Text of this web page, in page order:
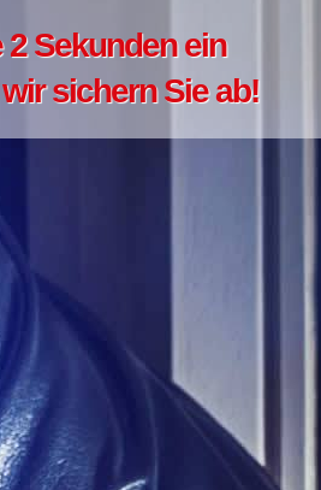
2 Sekunden ein
sichern Sie ab!